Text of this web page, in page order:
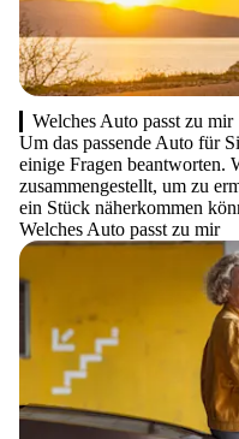
Welches Auto passt zu mir
Um das passende Auto für
einige Fragen beantworten.
zusammengestellt, um zu
ein Stück näherkommen
Welches Auto passt zu mir